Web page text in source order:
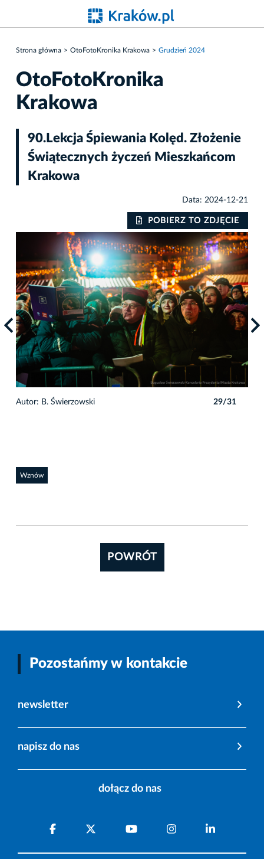
Strona główna OtoFotoKronika Krakowa Grudzień 2024
OtoFotoKronika
Krakowa
90.Lekcja Śpiewania Kolęd. Złożenie
Świątecznych życzeń Mieszkańcom
Krakowa
Data: 2024-12-21
POBIERZ TO ZDJĘCIE
Autor: B. Świerzowski 29/31
Wznów
POWRÓT
Pozostańmy w kontakcie
newsletter
napisz do nas
dołącz do nas